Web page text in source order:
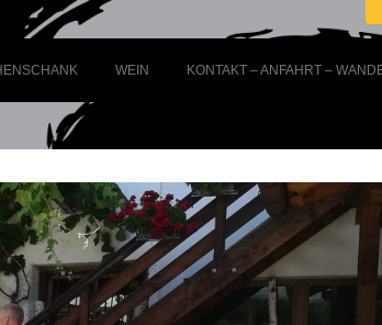
WEIN KONTAKT – ANFAHRT –